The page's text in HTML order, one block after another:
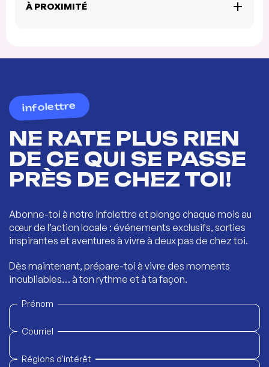
À PROXIMITÉ
infolettre
NE RATE PLUS RIEN
DE CE QUI SE PASSE
PRÈS DE CHEZ TOI!
Abonne-toi à notre infolettre et plonge chaque mois au
cœur de l’action locale : événements exclusifs, sorties
inspirantes et aventures à vivre à deux pas de chez toi.
Dès maintenant, prépare-toi à vivre des moments
inoubliables… à ton rythme et à ta façon.
Prénom
Courriel
Régions d'intérêt